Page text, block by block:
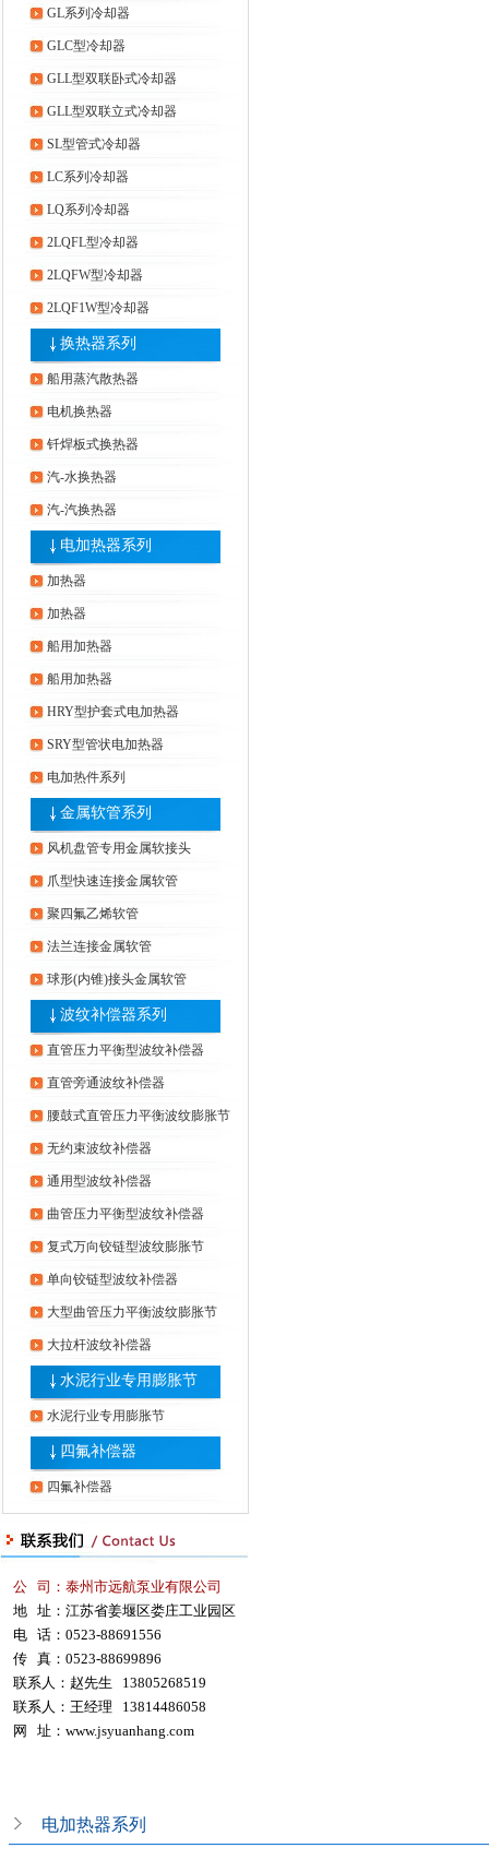
GL系列冷却器
GLC型冷却器
GLL型双联卧式冷却器
GLL型双联立式冷却器
SL型管式冷却器
LC系列冷却器
LQ系列冷却器
2LQFL型冷却器
2LQFW型冷却器
2LQF1W型冷却器
换热器系列
船用蒸汽散热器
电机换热器
钎焊板式换热器
汽-水换热器
汽-汽换热器
电加热器系列
加热器
加热器
船用加热器
船用加热器
HRY型护套式电加热器
SRY型管状电加热器
电加热件系列
金属软管系列
风机盘管专用金属软接头
爪型快速连接金属软管
聚四氟乙烯软管
法兰连接金属软管
球形(内锥)接头金属软管
波纹补偿器系列
直管压力平衡型波纹补偿器
直管旁通波纹补偿器
腰鼓式直管压力平衡波纹膨胀节
无约束波纹补偿器
通用型波纹补偿器
曲管压力平衡型波纹补偿器
复式万向铰链型波纹膨胀节
单向铰链型波纹补偿器
大型曲管压力平衡波纹膨胀节
大拉杆波纹补偿器
水泥行业专用膨胀节
水泥行业专用膨胀节
四氟补偿器
四氟补偿器
公 司：泰州市远航泵业有限公司
地 址：江苏省姜堰区娄庄工业园区
电 话：0523-88691556
传 真：0523-88699896
联系人：赵先生 13805268519
联系人：王经理 13814486058
网 址： www.jsyuanhang.com
电加热器系列